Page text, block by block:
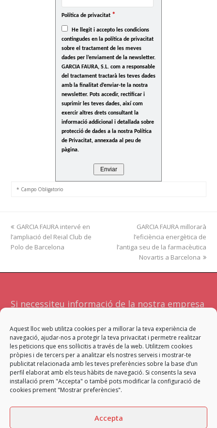
Aquest lloc web utilitza cookies per a millorar la teva experiència de
navegació, ajudar-nos a protegir la teva privacitat i permetre realitzar
les peticions que ens sol·licitis a través de la web. Utilitzem cookies
pròpies i de tercers per a analitzar els nostres serveis i mostrar-te
publicitat relacionada amb les teves preferències sobre la base d’un
perfil elaborat amb els teus hàbits de navegació. Si consents la seva
instal·lació prem "Accepta" o també pots modificar la configuració de
cookies prement "Mostrar preferències".
Accepta
Política de privacitat *
He llegit i accepto les condicions
contingudes en la política de privacitat
sobre el tractament de les meves
dades per l’enviament de la newsletter.
GARCIA FAURA, S.L. com a responsable
del tractament tractarà les teves dades
amb la finalitat d’enviar-te la nostra
newsletter. Pots accedir, rectificar i
suprimir les teves dades, així com
exercir altres drets consultant la
informació addicional i detallada sobre
protecció de dades a la nostra Política
de Privacitat, annexada al peu de
pàgina.
* Campo Obligatorio
previous
post:
GARCIA FAURA intervé en
l’ampliació del Reial Club de
Polo de Barcelona
next
post:
GARCIA FAURA millorarà
l’eficiència energètica de
l’antiga seu de la farmacèutica
Novartis a Barcelona
Si necessiteu informació de la nostra empresa
nosaltres. Atendrà la vostra sol·licitud l'equip
més adient per a facilitar-vos una resposta
satisfactòria.
Contacta